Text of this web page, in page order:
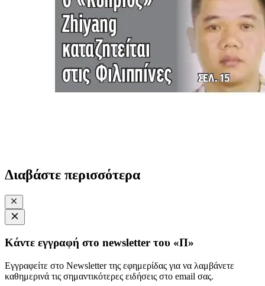
Διαβάστε περισσότερα
Κάντε εγγραφή στο newsletter του «Π»
Εγγραφείτε στο Newsletter της εφημερίδας για να λαμβάνετε
καθημερινά τις σημαντικότερες ειδήσεις στο email σας.